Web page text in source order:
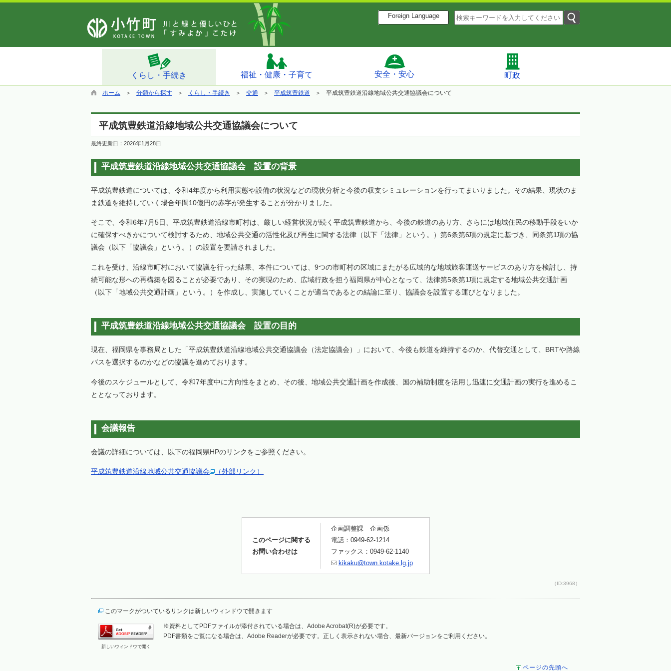
Foreign Language
くらし・手続き 福祉・健康・子育て 安全・安心 町政
ホーム 分類から探す くらし・手続き 交通 平成筑豊鉄道 平成筑豊鉄道沿線地域公共交通協議会について
平成筑豊鉄道沿線地域公共交通協議会について
最終更新日： 2026年1月28日
平成筑豊鉄道沿線地域公共交通協議会 設置の背景
平成筑豊鉄道については、令和4年度から利用実態や設備の状況などの現状分析と今後の収支シミュレーションを行ってまいりました。その結果、現状のま
ま鉄道を維持していく場合年間10億円の赤字が発生することが分かりました。
そこで、令和6年7月5日、平成筑豊鉄道沿線市町村は、厳しい経営状況が続く平成筑豊鉄道から、今後の鉄道のあり方、さらには地域住民の移動手段をいか
に確保すべきかについて検討するため、地域公共交通の活性化及び再生に関する法律（以下「法律」という。）第6条第6項の規定に基づき、同条第1項の協
議会（以下「協議会」という。）の設置を要請されました。
これを受け、沿線市町村において協議を行った結果、本件については、9つの市町村の区域にまたがる広域的な地域旅客運送サービスのあり方を検討し、持
続可能な形への再構築を図ることが必要であり、その実現のため、広域行政を担う福岡県が中心となって、法律第5条第1項に規定する地域公共交通計画
（以下「地域公共交通計画」という。）を作成し、実施していくことが適当であるとの結論に至り、協議会を設置する運びとなりました。
平成筑豊鉄道沿線地域公共交通協議会 設置の目的
現在、福岡県を事務局とした「平成筑豊鉄道沿線地域公共交通協議会（法定協議会）」において、今後も鉄道を維持するのか、代替交通として、BRTや路線
バスを選択するのかなどの協議を進めております。
今後のスケジュールとして、令和7年度中に方向性をまとめ、その後、地域公共交通計画を作成後、国の補助制度を活用し迅速に交通計画の実行を進めるこ
ととなっております。
会議報告
会議の詳細については、以下の福岡県HPのリンクをご参照ください。
平成筑豊鉄道沿線地域公共交通協議会 （外部リンク）
このページに関する
お問い合わせは
企画調整課 企画係
電話：0949-62-1214
ファックス：0949-62-1140
kikaku@town.kotake.lg.jp
（ID:3968）
このマークがついているリンクは新しいウィンドウで開きます
新しいウィンドウで開く
※資料としてPDFファイルが添付されている場合は、Adobe Acrobat(R)が必要です。
PDF書類をご覧になる場合は、Adobe Readerが必要です。正しく表示されない場合、最新バージョンをご利用ください。
ページの先頭へ